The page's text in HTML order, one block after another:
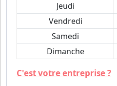
Jeudi
Vendredi
Samedi
Dimanche
C'est votre entreprise ?